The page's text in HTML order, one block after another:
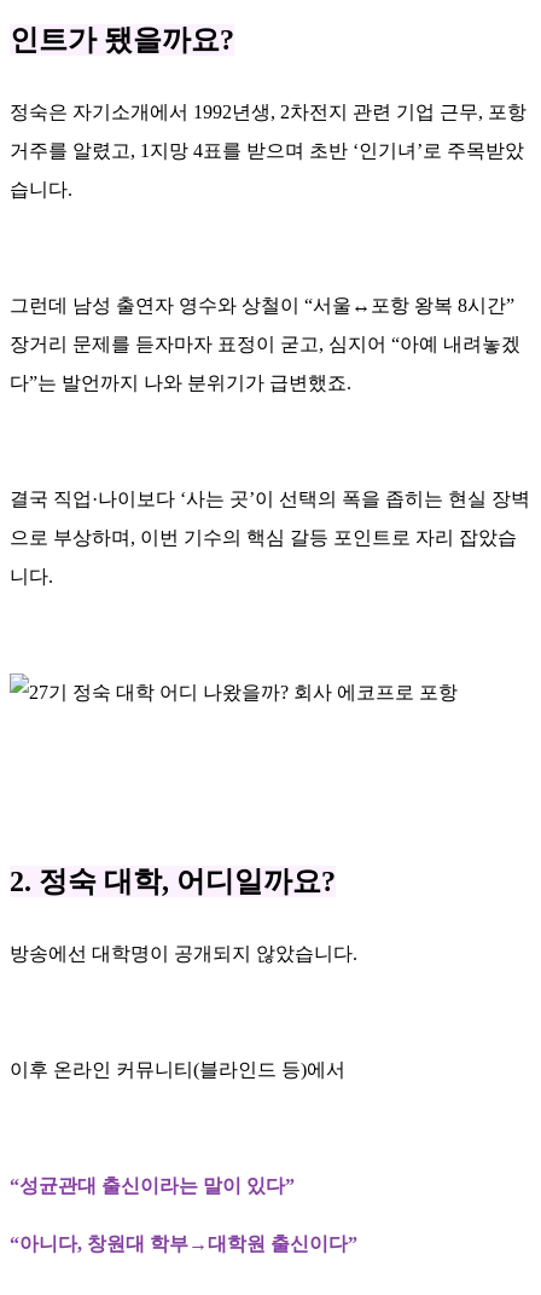
인트가 됐을까요?
정숙은 자기소개에서 1992년생, 2차전지 관련 기업 근무, 포항
거주를 알렸고, 1지망 4표를 받으며 초반 ‘인기녀’로 주목받았
습니다.
그런데 남성 출연자 영수와 상철이 “서울↔포항 왕복 8시간”
장거리 문제를 듣자마자 표정이 굳고, 심지어 “아예 내려놓겠
다”는 발언까지 나와 분위기가 급변했죠.
결국 직업·나이보다 ‘사는 곳’이 선택의 폭을 좁히는 현실 장벽
으로 부상하며, 이번 기수의 핵심 갈등 포인트로 자리 잡았습
니다.
2. 정숙 대학, 어디일까요?
방송에선 대학명이 공개되지 않았습니다.
이후 온라인 커뮤니티(블라인드 등)에서
“성균관대 출신이라는 말이 있다”
“아니다, 창원대 학부→대학원 출신이다”